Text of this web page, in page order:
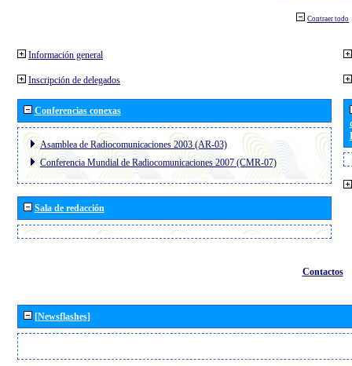
Contraer todo
Información general
Inscripción de delegados
Conferencias conexas
Asamblea de Radiocomunicaciones 2003 (AR-03)
Conferencia Mundial de Radiocomunicaciones 2007 (CMR-07)
Sala de redacción
Contactos
[Newsflashes]